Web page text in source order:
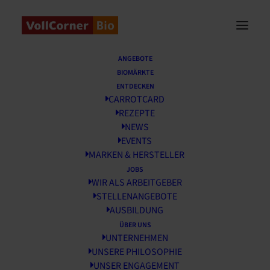
ANGEBOTE
BIOMÄRKTE
ENTDECKEN
CARROTCARD
REZEPTE
NEWS
EVENTS
MARKEN & HERSTELLER
JOBS
WIR ALS ARBEITGEBER
STELLENANGEBOTE
AUSBILDUNG
ÜBER UNS
UNTERNEHMEN
UNSERE PHILOSOPHIE
UNSER ENGAGEMENT
Spargel liebt Silvaner
Spargel liebt Silvaner